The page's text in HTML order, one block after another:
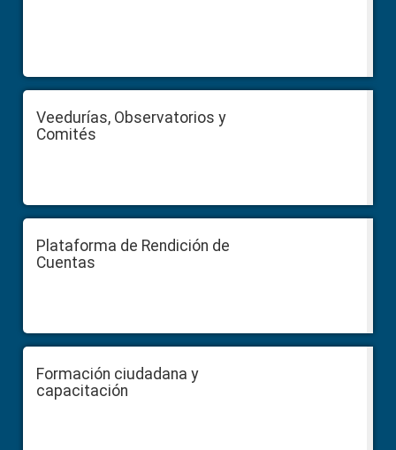
Veedurías, Observatorios y
Comités
Plataforma de Rendición de
Cuentas
Formación ciudadana y
capacitación